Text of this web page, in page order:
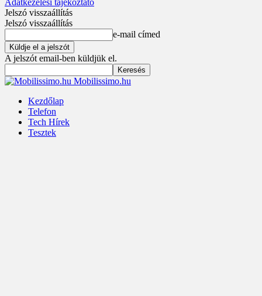
Adatkezelési tájékoztató
Jelszó visszaállítás
Jelszó visszaállítás
e-mail címed
A jelszót email-ben küldjük el.
Mobilissimo.hu
Kezdőlap
Telefon
Tech Hírek
Tesztek